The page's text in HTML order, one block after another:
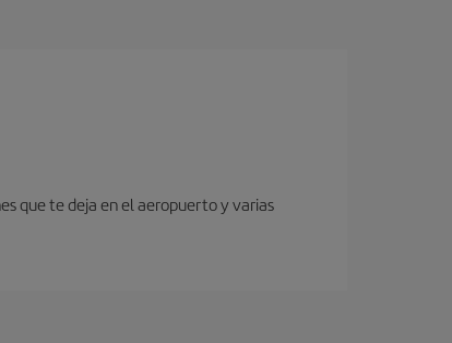
que te deja en el aeropuerto y varias